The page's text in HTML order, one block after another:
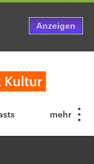
Anzeigen